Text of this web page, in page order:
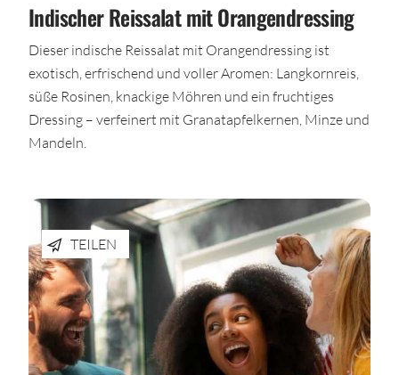
Indischer Reissalat mit Orangendressing
Dieser indische Reissalat mit Orangendressing ist
exotisch, erfrischend und voller Aromen: Langkornreis,
süße Rosinen, knackige Möhren und ein fruchtiges
Dressing – verfeinert mit Granatapfelkernen, Minze und
Mandeln.
TEILEN